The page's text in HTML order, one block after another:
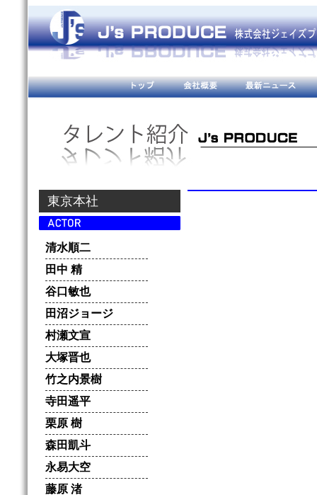
東京本社
清水順二
田中 精
谷口敏也
田沼ジョージ
村瀬文宣
大塚晋也
竹之内景樹
寺田遥平
栗原 樹
森田凱斗
永易大空
藤原 渚